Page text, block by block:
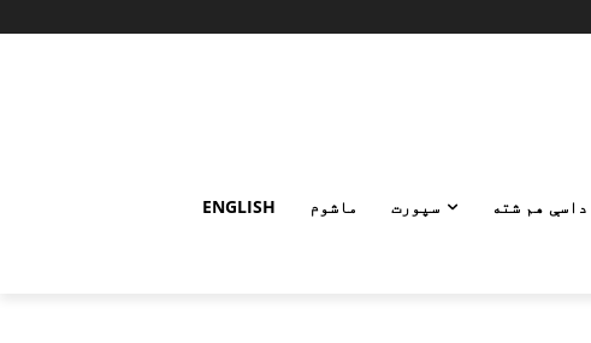
داسې هم شته سپورت ماشوم ENGLISH